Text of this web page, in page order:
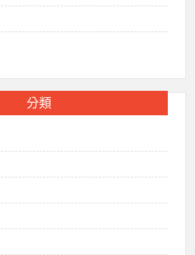
分類